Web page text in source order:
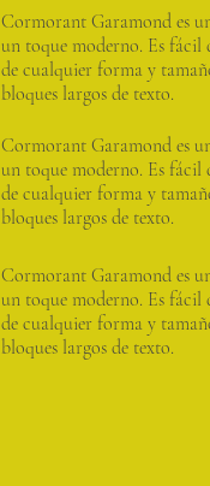
Cormorant Garamond es
un toque moderno. Es fácil
de cualquier forma y
bloques largos de texto.
Cormorant Garamond es
un toque moderno. Es fácil
de cualquier forma y
bloques largos de texto.
Cormorant Garamond es
un toque moderno. Es fácil
de cualquier forma y
bloques largos de texto.